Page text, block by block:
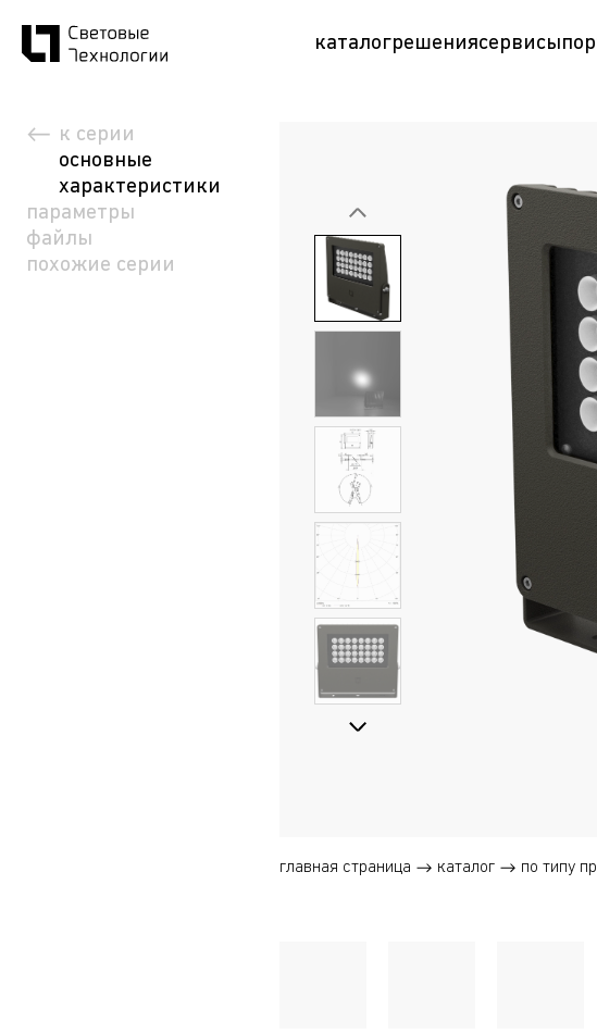
каталогрешениясервисы
к серии
основные
характеристики
параметры
файлы
похожие серии
главная страница каталог по типу